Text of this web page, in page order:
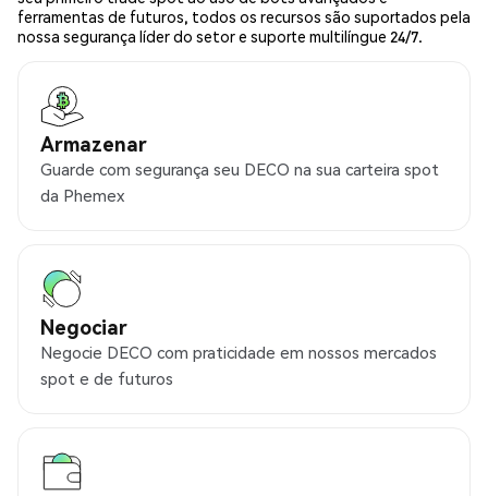
ferramentas de futuros, todos os recursos são suportados pela
nossa segurança líder do setor e suporte multilíngue 24/7.
Armazenar
Guarde com segurança seu DECO na sua carteira spot
da Phemex
Negociar
Negocie DECO com praticidade em nossos mercados
spot e de futuros